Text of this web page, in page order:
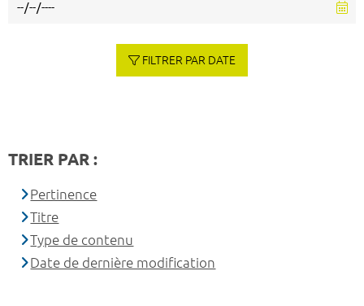
FILTRER PAR DATE
TRIER PAR :
Pertinence
Titre
Type de contenu
Date de dernière modification